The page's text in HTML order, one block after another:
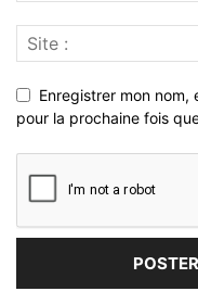
Enregistrer mon
pour la prochaine fois